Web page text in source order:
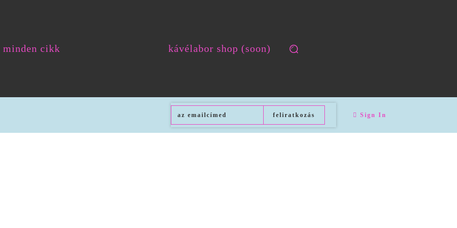
minden cikk kávélabor shop (soon)
feliratkozás Sign In